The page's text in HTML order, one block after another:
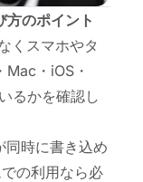
方のポイント
くスマホやタ
・iOS・
るかを確認し
時に書き込め
の利用なら必